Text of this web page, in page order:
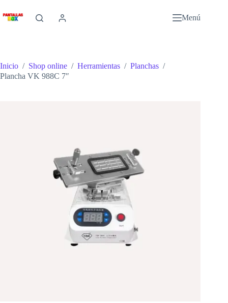
al
contenido
Menú
Inicio / Shop online / Herramientas / Planchas /
Plancha VK 988C 7″